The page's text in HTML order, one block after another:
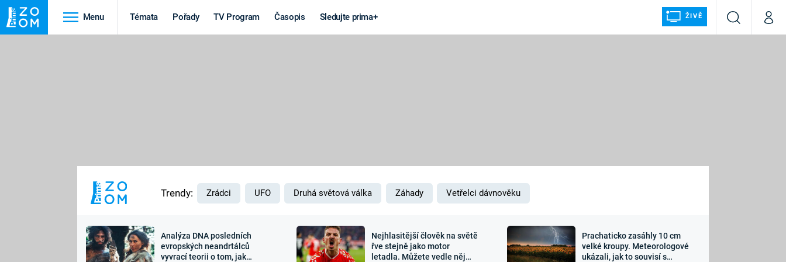
Menu Témata Pořady TV Program Časopis Sledujte prima+ ŽIVĚ
VyhledáváníMůj
MARS
Výročí
Záhady a
Zajímavosti Sledujte nás
Trendy: Zrádci UFO Druhá světová válka Záhady Vetřelci dávnověku
Analýza DNA posledních
evropských neandrtálců
vyvrací teorii o tom, jak
Nejhlasitější člověk na světě
řve stejně jako motor
letadla. Můžete vedle něj
Prachaticko zasáhly 10 cm
velké kroupy. Meteorologové
ukázali, jak to souvisí s